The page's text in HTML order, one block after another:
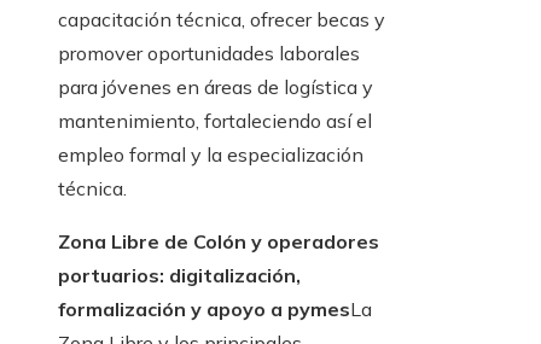
capacitación técnica, ofrecer becas y
promover oportunidades laborales
para jóvenes en áreas de logística y
mantenimiento, fortaleciendo así el
empleo formal y la especialización
técnica.
Zona Libre de Colón y operadores
portuarios: digitalización,
formalización y apoyo a pymesLa